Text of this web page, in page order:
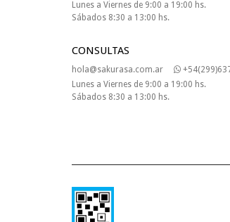
Lunes a Viernes de 9:00 a 19:00 hs.
Sábados 8:30 a 13:00 hs.
CONSULTAS
hola@sakurasa.com.ar
Lunes a Viernes de 9:00 a 19:00 hs.
Sábados 8:30 a 13:00 hs.